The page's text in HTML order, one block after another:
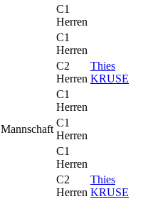
C1
Herren
C1
Herren
C2
Herren
Thies
KRUSE
C1
Herren
Mannschaft
C1
Herren
C1
Herren
C2
Herren
Thies
KRUSE